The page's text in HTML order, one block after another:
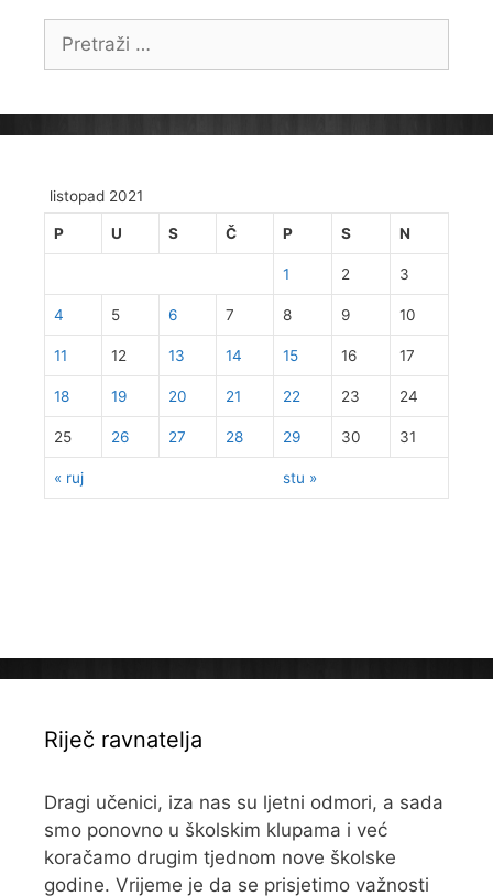
Pretraži:
listopad 2021
P U S Č P S N
« ruj stu »
1 2 3
4 5 6 7 8 9 10
11 12 13 14 15 16 17
18 19 20 21 22 23 24
25 26 27 28 29 30 31
Riječ ravnatelja
Dragi učenici, iza nas su ljetni odmori, a sada
smo ponovno u školskim klupama i već
koračamo drugim tjednom nove školske
godine. Vrijeme je da se prisjetimo važnosti